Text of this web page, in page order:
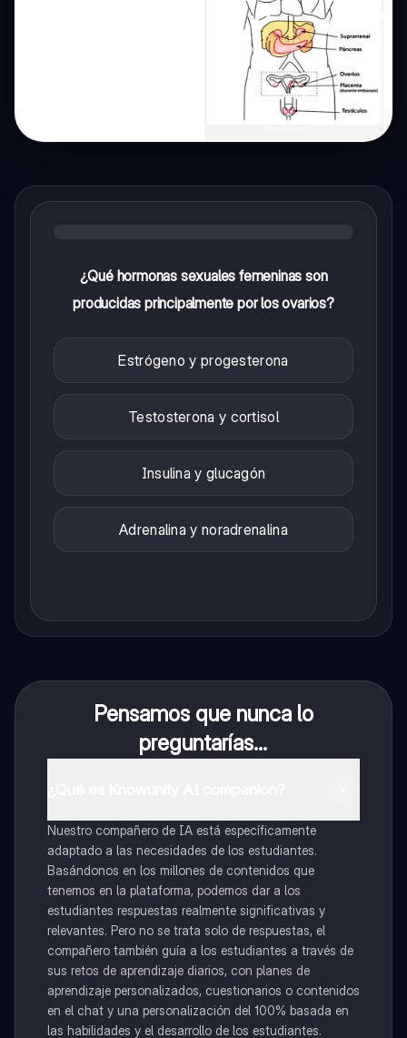
¿Qué hormonas sexuales femeninas son
producidas principalmente por los ovarios?
Estrógeno y progesterona
Testosterona y cortisol
Insulina y glucagón
Adrenalina y noradrenalina
Pensamos que nunca lo
preguntarías...
Nuestro compañero de IA está específicamente
adaptado a las necesidades de los estudiantes.
Basándonos en los millones de contenidos que
tenemos en la plataforma, podemos dar a los
estudiantes respuestas realmente significativas y
relevantes. Pero no se trata solo de respuestas, el
compañero también guía a los estudiantes a través de
sus retos de aprendizaje diarios, con planes de
aprendizaje personalizados, cuestionarios o contenidos
en el chat y una personalización del 100% basada en
las habilidades y el desarrollo de los estudiantes.